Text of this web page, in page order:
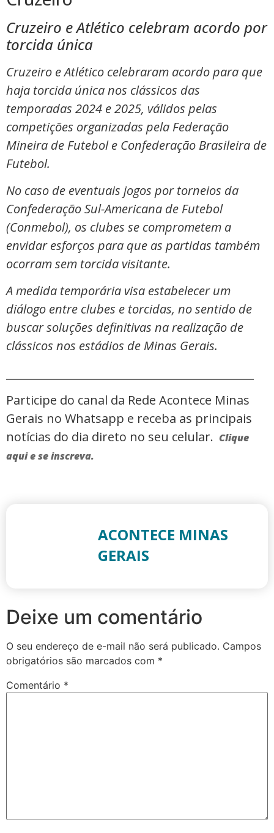
Cruzeiro e Atlético celebram acordo por
torcida única
Cruzeiro e Atlético celebraram acordo para que
haja torcida única nos clássicos das
temporadas 2024 e 2025, válidos pelas
competições organizadas pela Federação
Mineira de Futebol e Confederação Brasileira de
Futebol.
No caso de eventuais jogos por torneios da
Confederação Sul-Americana de Futebol
(Conmebol), os clubes se comprometem a
envidar esforços para que as partidas também
ocorram sem torcida visitante.
A medida temporária visa estabelecer um
diálogo entre clubes e torcidas, no sentido de
buscar soluções definitivas na realização de
clássicos nos estádios de Minas Gerais.
Participe do canal da Rede Acontece Minas
Gerais no Whatsapp e receba as principais
notícias do dia direto no seu celular. Clique
aqui e se inscreva.
ACONTECE MINAS
GERAIS
Deixe um comentário
O seu endereço de e-mail não será publicado.
Comentário*